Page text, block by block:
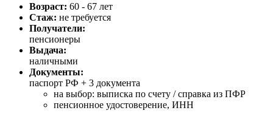
Возраст: 60 - 67 лет
Стаж: не требуется
Получатели:
пенсионеры
Выдача:
наличными
Документы:
паспорт РФ + 3 документа
на выбор: выписка по счету / справка из ПФР
пенсионное удостоверение, ИНН